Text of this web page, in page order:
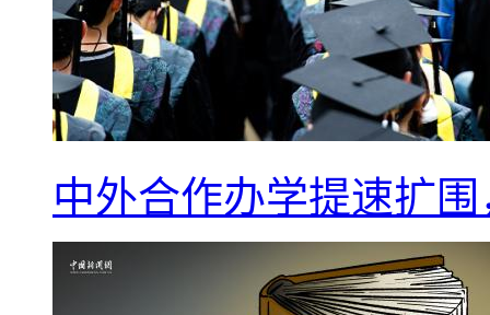
中外合作办学提速扩